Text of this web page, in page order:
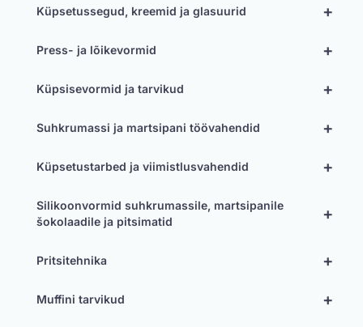
+
Küpsetussegud, kreemid ja glasuurid
+
Press- ja lõikevormid
+
Küpsisevormid ja tarvikud
+
Suhkrumassi ja martsipani töövahendid
+
Küpsetustarbed ja viimistlusvahendid
+
Silikoonvormid suhkrumassile, martsipanile
šokolaadile ja pitsimatid
+
Pritsitehnika
+
Muffini tarvikud